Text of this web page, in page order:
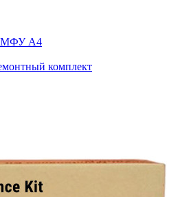
А4
комплект